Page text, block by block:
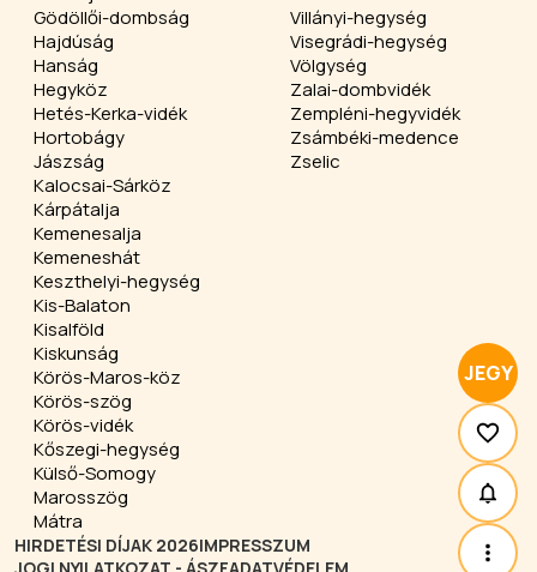
Gödöllői-dombság
Hajdúság
Hanság
Hegyköz
Hetés-Kerka-vidék
Hortobágy
Jászság
Kalocsai-Sárköz
Kárpátalja
Kemenesalja
Kemeneshát
Keszthelyi-hegység
Kis-Balaton
Kisalföld
Kiskunság
Körös-Maros-köz
Körös-szög
Körös-vidék
Kőszegi-hegység
Külső-Somogy
Marosszög
Mátra
Villányi-hegység
Visegrádi-hegység
Völgység
Zalai-dombvidék
Zempléni-hegyvidék
Zsámbéki-medence
Zselic
HIRDETÉSI DÍJAK 2026IMPRESSZUM
JEGY